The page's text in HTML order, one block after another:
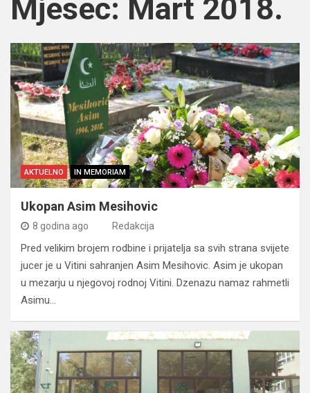
Mjesec: Mart 2018.
AKTUELNO IN MEMORIAM
Ukopan Asim Mesihovic
8 godina ago Redakcija
Pred velikim brojem rodbine i prijatelja sa svih strana svijete
jucer je u Vitini sahranjen Asim Mesihovic. Asim je ukopan
u mezarju u njegovoj rodnoj Vitini. Dzenazu namaz rahmetli
Asimu…